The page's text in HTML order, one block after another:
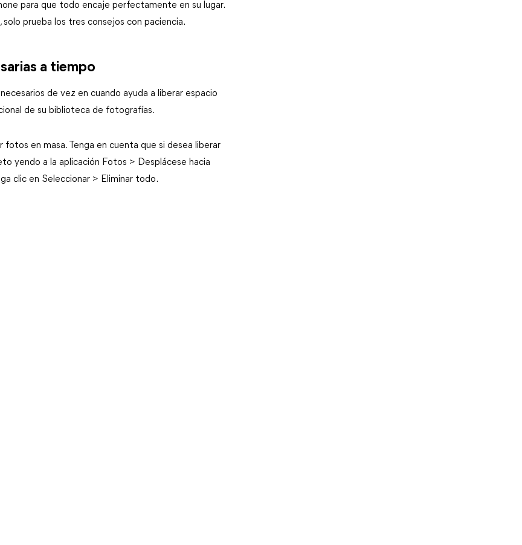
para que todo encaje perfectamente en su lugar.
prueba los tres consejos con paciencia.
a tiempo
de vez en cuando ayuda a liberar espacio
de su biblioteca de fotografías.
fotos en masa. Tenga en cuenta que si desea liberar
yendo a la aplicación Fotos > Desplácese hacia
clic en Seleccionar > Eliminar todo.